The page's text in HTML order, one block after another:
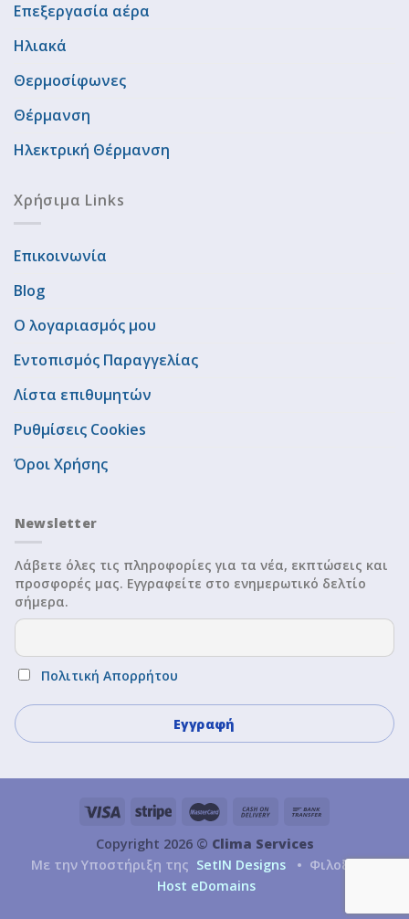
Επεξεργασία αέρα
Ηλιακά
Θερμοσίφωνες
Θέρμανση
Ηλεκτρική Θέρμανση
Χρήσιμα Links
Επικοινωνία
Blog
Ο λογαριασμός μου
Εντοπισμός Παραγγελίας
Λίστα επιθυμητών
Ρυθμίσεις Cookies
Όροι Χρήσης
Newsletter
Λάβετε όλες τις πληροφορίες για τα νέα, εκπτώσεις και
προσφορές μας. Εγγραφείτε στο ενημερωτικό δελτίο
σήμερα.
Πολιτική Απορρήτου
Copyright 2026 © Clima Services
Με την Υποστήριξη της SetIN Designs
• Φιλοξενία
Host eDomains